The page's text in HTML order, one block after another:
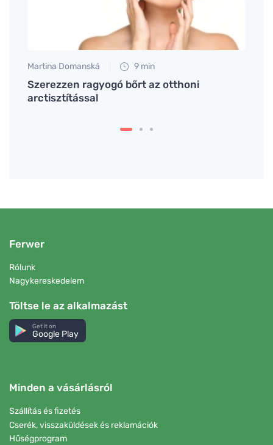
Martina Domanská 9 min
Szerezzen ragyogó bőrt az otthoni
arctisztítással
Ferwer
Rólunk
Nagykereskedelem
Töltse le az alkalmazást
Get it on
Google Play
Minden a vásárlásról
Szállítás és fizetés
Cserék, visszaküldések és reklamációk
Hűségprogram